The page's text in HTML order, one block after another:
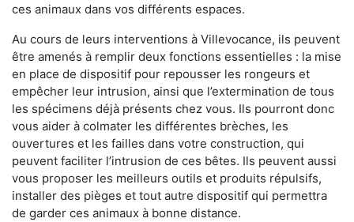
ces animaux dans vos différents espaces.
Au cours de leurs interventions à Villevocance, ils peuvent
être amenés à remplir deux fonctions essentielles : la mise
en place de dispositif pour repousser les rongeurs et
empêcher leur intrusion, ainsi que l’extermination de tous
les spécimens déjà présents chez vous. Ils pourront donc
vous aider à colmater les différentes brèches, les
ouvertures et les failles dans votre construction, qui
peuvent faciliter l’intrusion de ces bêtes. Ils peuvent aussi
vous proposer les meilleurs outils et produits répulsifs,
installer des pièges et tout autre dispositif qui permettra
de garder ces animaux à bonne distance.